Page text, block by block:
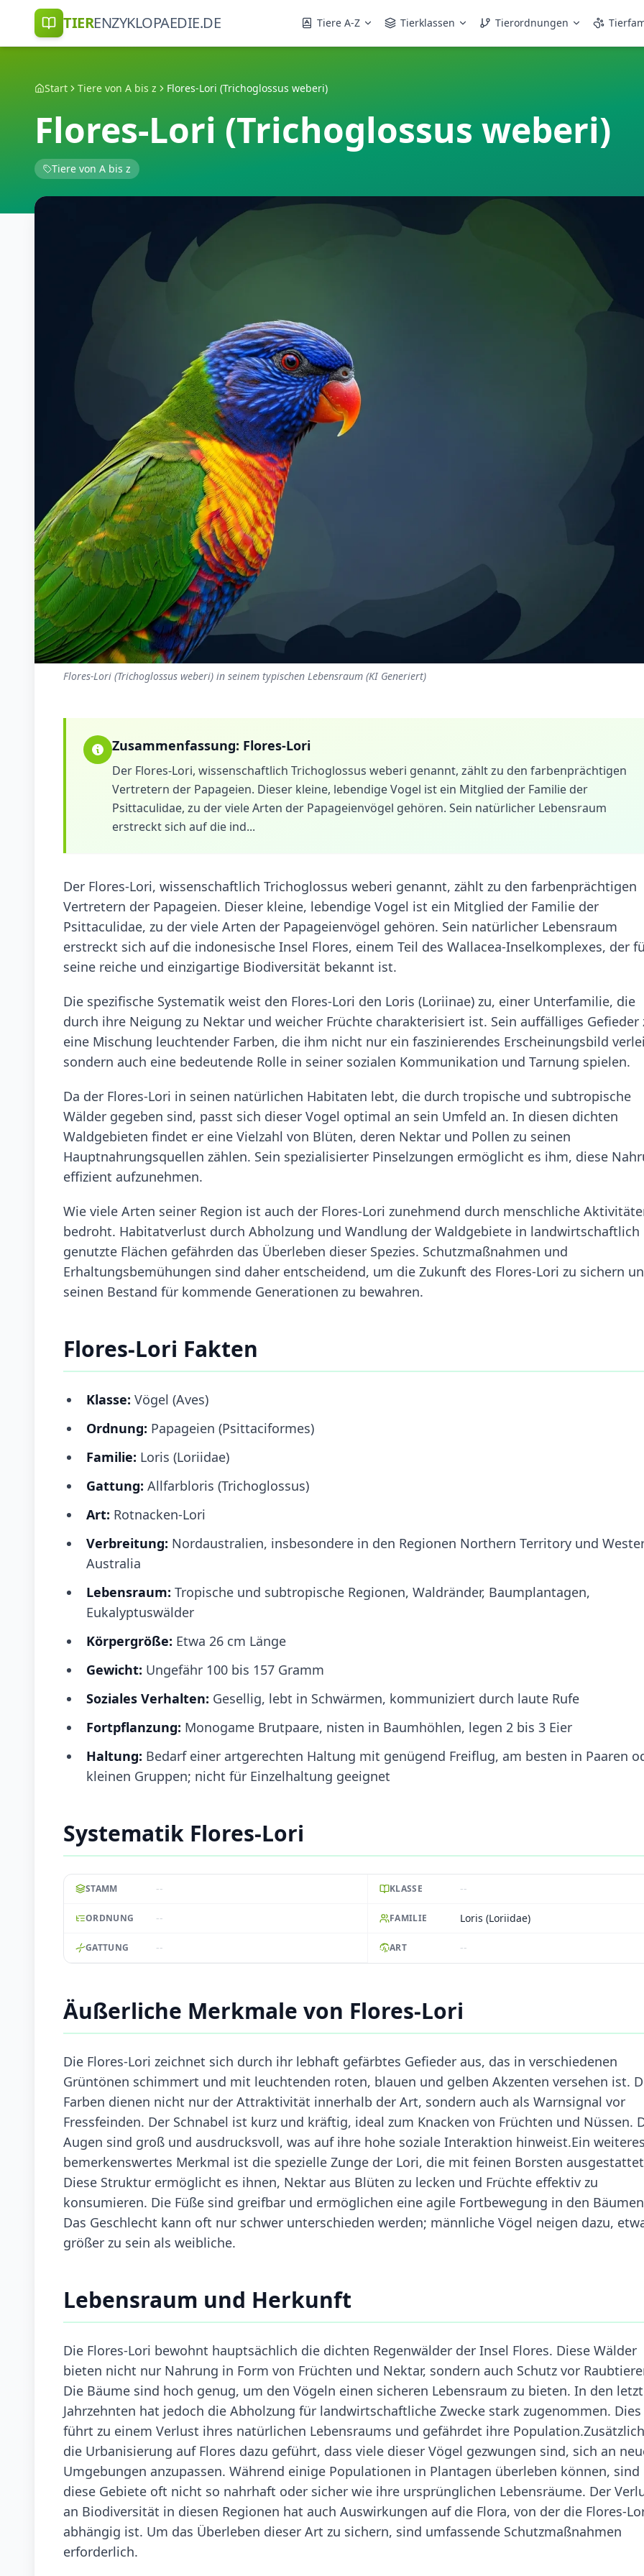
TIERENZYKLOPAEDIE.DE Tiere A-Z Tierklassen Tierordnungen
Start Tiere von A bis z Flores-Lori (Trichoglossus weberi)
Flores-Lori (Trichoglossus weberi)
Tiere von A bis z
Flores-Lori (Trichoglossus weberi) in seinem typischen Lebensraum (KI Generiert)
Zusammenfassung: Flores-Lori
Der Flores-Lori, wissenschaftlich Trichoglossus weberi genannt, zählt zu den farbenprächtigen
Vertretern der Papageien. Dieser kleine, lebendige Vogel ist ein Mitglied der Familie der
Psittaculidae, zu der viele Arten der Papageienvögel gehören. Sein natürlicher Lebensraum
erstreckt sich auf die ind...
Der Flores-Lori, wissenschaftlich Trichoglossus weberi genannt, zählt zu den farbenprächtigen
Vertretern der Papageien. Dieser kleine, lebendige Vogel ist ein Mitglied der Familie der
Psittaculidae, zu der viele Arten der Papageienvögel gehören. Sein natürlicher Lebensraum
erstreckt sich auf die indonesische Insel Flores, einem Teil des Wallacea-Inselkomplexes, der
seine reiche und einzigartige Biodiversität bekannt ist.
Die spezifische Systematik weist den Flores-Lori den Loris (Loriinae) zu, einer Unterfamilie, die
durch ihre Neigung zu Nektar und weicher Früchte charakterisiert ist. Sein auffälliges Gefieder
eine Mischung leuchtender Farben, die ihm nicht nur ein faszinierendes Erscheinungsbild
sondern auch eine bedeutende Rolle in seiner sozialen Kommunikation und Tarnung spielen.
Da der Flores-Lori in seinen natürlichen Habitaten lebt, die durch tropische und subtropische
Wälder gegeben sind, passt sich dieser Vogel optimal an sein Umfeld an. In diesen dichten
Waldgebieten findet er eine Vielzahl von Blüten, deren Nektar und Pollen zu seinen
Hauptnahrungsquellen zählen. Sein spezialisierter Pinselzungen ermöglicht es ihm, diese
effizient aufzunehmen.
Wie viele Arten seiner Region ist auch der Flores-Lori zunehmend durch menschliche
bedroht. Habitatverlust durch Abholzung und Wandlung der Waldgebiete in landwirtschaftlich
genutzte Flächen gefährden das Überleben dieser Spezies. Schutzmaßnahmen und
Erhaltungsbemühungen sind daher entscheidend, um die Zukunft des Flores-Lori zu sichern
seinen Bestand für kommende Generationen zu bewahren.
Flores-Lori Fakten
Klasse: Vögel (Aves)
Ordnung: Papageien (Psittaciformes)
Familie: Loris (Loriidae)
Gattung: Allfarbloris (Trichoglossus)
Art: Rotnacken-Lori
Verbreitung: Nordaustralien, insbesondere in den Regionen Northern Territory und
Australia
Lebensraum: Tropische und subtropische Regionen, Waldränder, Baumplantagen,
Eukalyptuswälder
Körpergröße: Etwa 26 cm Länge
Gewicht: Ungefähr 100 bis 157 Gramm
Soziales Verhalten: Gesellig, lebt in Schwärmen, kommuniziert durch laute Rufe
Fortpflanzung: Monogame Brutpaare, nisten in Baumhöhlen, legen 2 bis 3 Eier
Haltung: Bedarf einer artgerechten Haltung mit genügend Freiflug, am besten in Paaren
kleinen Gruppen; nicht für Einzelhaltung geeignet
Systematik Flores-Lori
STAMM -- KLASSE --
ORDNUNG -- FAMILIE Loris (Loriidae)
GATTUNG -- ART --
Äußerliche Merkmale von Flores-Lori
Die Flores-Lori zeichnet sich durch ihr lebhaft gefärbtes Gefieder aus, das in verschiedenen
Grüntönen schimmert und mit leuchtenden roten, blauen und gelben Akzenten versehen ist.
Farben dienen nicht nur der Attraktivität innerhalb der Art, sondern auch als Warnsignal vor
Fressfeinden. Der Schnabel ist kurz und kräftig, ideal zum Knacken von Früchten und Nüssen.
Augen sind groß und ausdrucksvoll, was auf ihre hohe soziale Interaktion hinweist.Ein
bemerkenswertes Merkmal ist die spezielle Zunge der Lori, die mit feinen Borsten
Diese Struktur ermöglicht es ihnen, Nektar aus Blüten zu lecken und Früchte effektiv zu
konsumieren. Die Füße sind greifbar und ermöglichen eine agile Fortbewegung in den
Das Geschlecht kann oft nur schwer unterschieden werden; männliche Vögel neigen dazu,
größer zu sein als weibliche.
Lebensraum und Herkunft
Die Flores-Lori bewohnt hauptsächlich die dichten Regenwälder der Insel Flores. Diese Wälder
bieten nicht nur Nahrung in Form von Früchten und Nektar, sondern auch Schutz vor
Die Bäume sind hoch genug, um den Vögeln einen sicheren Lebensraum zu bieten. In den
Jahrzehnten hat jedoch die Abholzung für landwirtschaftliche Zwecke stark zugenommen. Dies
führt zu einem Verlust ihres natürlichen Lebensraums und gefährdet ihre
die Urbanisierung auf Flores dazu geführt, dass viele dieser Vögel gezwungen sind, sich an
Umgebungen anzupassen. Während einige Populationen in Plantagen überleben können, sind
diese Gebiete oft nicht so nahrhaft oder sicher wie ihre ursprünglichen Lebensräume. Der
an Biodiversität in diesen Regionen hat auch Auswirkungen auf die Flora, von der die Flores-
abhängig ist. Um das Überleben dieser Art zu sichern, sind umfassende Schutzmaßnahmen
erforderlich.